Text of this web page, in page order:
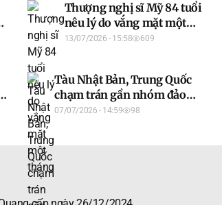
Thượng nghị sĩ Mỹ 84 tuổi
nêu lý do vắng mặt một
tháng
13/07/2026 - 15:58 609
Tàu Nhật Bản, Trung Quốc
chạm trán gần nhóm đảo
tranh chấp
07/07/2026 - 14:59 98